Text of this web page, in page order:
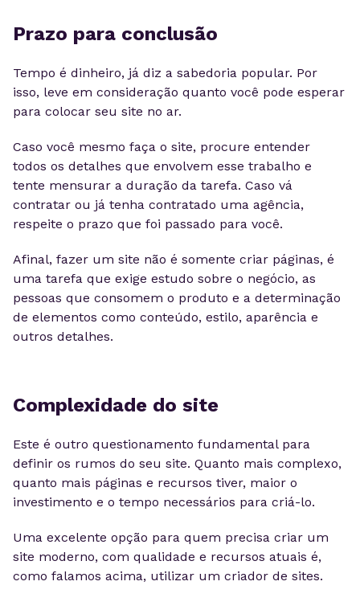
Prazo para conclusão
Tempo é dinheiro, já diz a sabedoria popular. Por
isso, leve em consideração quanto você pode esperar
para colocar seu site no ar.
Caso você mesmo faça o site, procure entender
todos os detalhes que envolvem esse trabalho e
tente mensurar a duração da tarefa. Caso vá
contratar ou já tenha contratado uma agência,
respeite o prazo que foi passado para você.
Afinal, fazer um site não é somente criar páginas, é
uma tarefa que exige estudo sobre o negócio, as
pessoas que consomem o produto e a determinação
de elementos como conteúdo, estilo, aparência e
outros detalhes.
Complexidade do site
Este é outro questionamento fundamental para
definir os rumos do seu site. Quanto mais complexo,
quanto mais páginas e recursos tiver, maior o
investimento e o tempo necessários para criá-lo.
Uma excelente opção para quem precisa criar um
site moderno, com qualidade e recursos atuais é,
como falamos acima, utilizar um criador de sites.